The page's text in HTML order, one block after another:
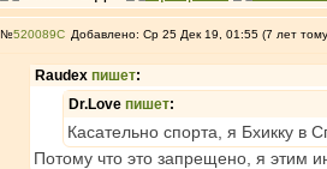
№520089 Добавлено: Ср 25 Дек 19, 01:55 (7 лет
Raudex пишет:
Dr.Love пишет:
Касательно спорта, я Бхикку в
Потому что это запрещено, я этим